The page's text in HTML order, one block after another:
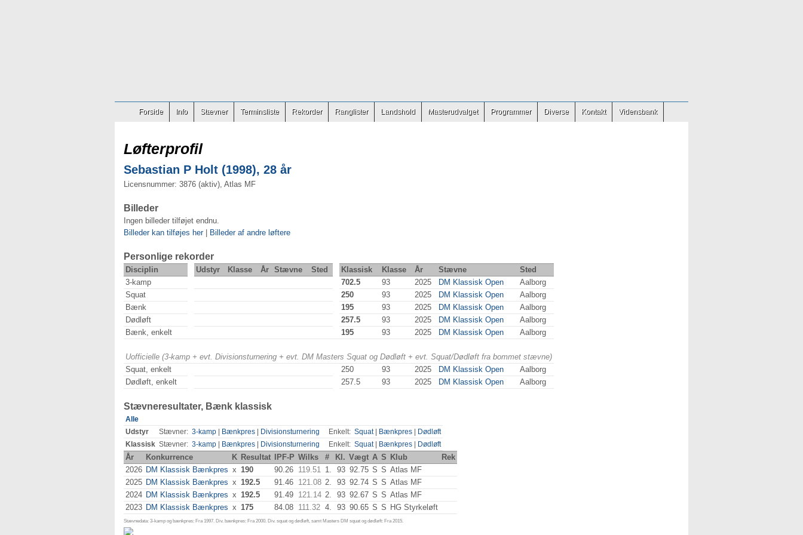
Forside Info Stævner Terminsliste Rekorder Ranglister Landshold Masterudvalget Programmer Diverse Kontakt Vidensbank
Løfterprofil
Sebastian P Holt (1998), 28 år
Licensnummer: 3876 (aktiv), Atlas MF
Billeder
Ingen billeder tilføjet endnu.
Billeder kan tilføjes her| Billeder af andre løftere
Personlige rekorder
Disciplin Udstyr Klasse År Stævne Sted Klassisk Klasse År Stævne
Sted
3-kamp
702.5 93 2025 DM Klassisk Open
Aalborg
Squat
250 93 2025 DM Klassisk Open
Aalborg
Bænk
195 93 2025 DM Klassisk Open
Aalborg
Dødløft
257.5 93 2025 DM Klassisk Open
Aalborg
Bænk, enkelt
195 93 2025 DM Klassisk Open Aalborg
Uofficielle (3-kamp + evt. Divisionsturnering + evt. DM Masters Squat og Dødløft + evt. Squat/Dødløft fra bommet stævne)
Squat, enkelt
250 93 2025 DM Klassisk Open
Aalborg
Dødløft, enkelt
257.5 93 2025 DM Klassisk Open Aalborg
Stævneresultater, Bænk klassisk
Alle
Udstyr
Stævner: 3-kamp Bænkpres Divisionsturnering Enkelt: Squat| Bænkpres
Dødløft
Klassisk Stævner: 3-kamp Bænkpres Divisionsturnering Enkelt: Squat| Bænkpres Dødløft
År Konkurrence K Resultat IPF-P Wilks # Kl. Vægt A S Klub
Rek
2026 DM Klassisk Bænkpres x 190 90.26 119.51 1. 93 92.75 S S Atlas MF
2025 DM Klassisk Bænkpres x 192.5 91.46 121.08 2. 93 92.74 S S Atlas MF
2024 DM Klassisk Bænkpres x 192.5 91.49 121.14 2. 93 92.67 S S Atlas MF
2023 DM Klassisk Bænkpres x 175 84.08 111.32 4. 93 90.65 S S HG Styrkeløft
Stævnedata: 3-kamp og bænkpres: Fra 1997. Div. bænkpres: Fra 2000. Div. squat og dødløft, samt Masters DM squat og dødløft: Fra 2015.